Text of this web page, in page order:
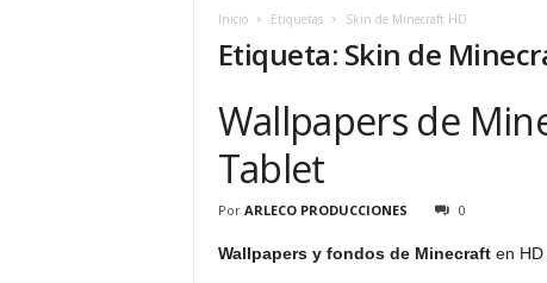
Inicio Etiquetas Skin de Minecraft HD
Etiqueta: Skin de
Wallpapers de
Tablet
Por ARLECO PRODUCCIONES 0
Wallpapers y fondos de Minecraften HD